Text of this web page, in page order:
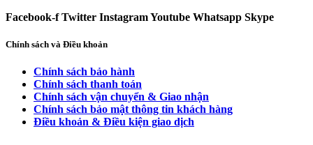
Facebook-f Twitter InstagramYoutube Whatsapp Skype
Chính sách và Điều khoản
Chính sách bảo hành
Chính sách thanh toán
Chính sách vận chuyển & Giao nhận
Chính sách bảo mật thông tin khách hàng
Điều khoản & Điều kiện giao dịch